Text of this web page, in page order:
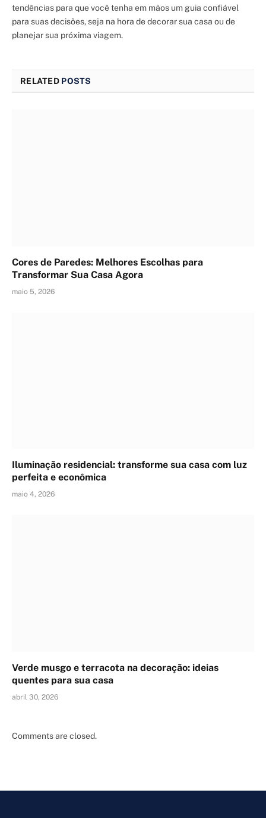
tendências para que você tenha em mãos um guia confiável
para suas decisões, seja na hora de decorar sua casa ou de
planejar sua próxima viagem.
RELATED POSTS
Cores de Paredes: Melhores Escolhas para
Transformar Sua Casa Agora
maio 5, 2026
Iluminação residencial: transforme sua casa com luz
perfeita e econômica
maio 4, 2026
Verde musgo e terracota na decoração: ideias
quentes para sua casa
abril 30, 2026
Comments are closed.